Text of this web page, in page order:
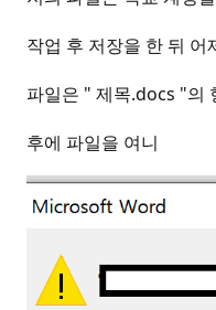
작업 후 저장을 한 뒤
파일은 " 제목.docs "의
후에 파일을 여니